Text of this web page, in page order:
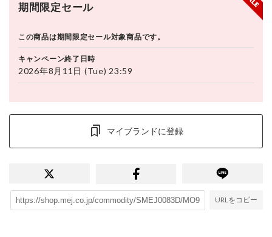
期間限定セール
この商品は期間限定セール対象商品です。
キャンペーン終了日時
2026年8月11日 (Tue) 23:59
マイブランドに登録
URLをコピー